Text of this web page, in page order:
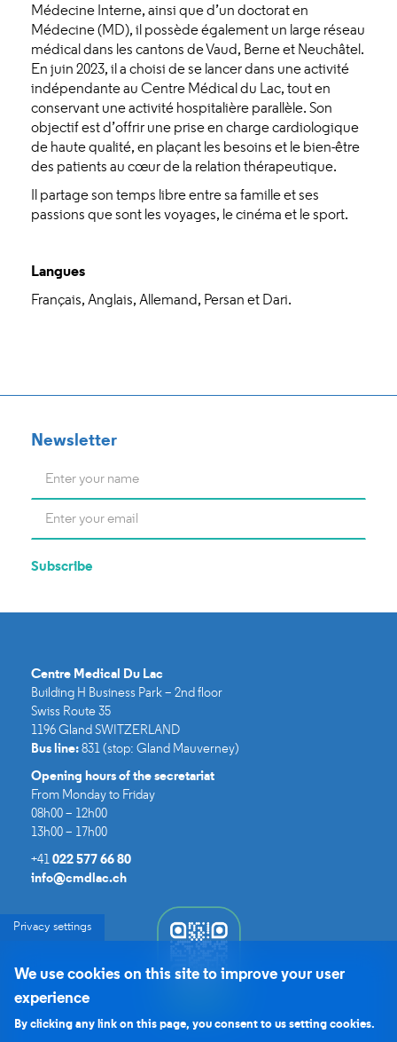
Médecine Interne, ainsi que d’un doctorat en
Médecine (MD), il possède également un large réseau
médical dans les cantons de Vaud, Berne et Neuchâtel.
En juin 2023, il a choisi de se lancer dans une activité
indépendante au Centre Médical du Lac, tout en
conservant une activité hospitalière parallèle. Son
objectif est d’offrir une prise en charge cardiologique
de haute qualité, en plaçant les besoins et le bien-être
des patients au cœur de la relation thérapeutique.
Il partage son temps libre entre sa famille et ses
passions que sont les voyages, le cinéma et le sport.
Langues
Français, Anglais, Allemand, Persan et Dari.
Newsletter
Name
Subscribe
Centre Medical Du Lac​
Building H Business Park – 2nd floor
Swiss Route 35
1196 Gland SWITZERLAND
Bus line: 831 (stop: Gland Mauverney)
Opening hours of the secretariat
From Monday to Friday
08h00 – 12h00
13h00 – 17h00
+41 022 577 66 80
info@cmdlac.ch
Privacy settings
We use cookies on this site to improve your user
experience
By clicking any link on this page, you consent to us setting cookies.